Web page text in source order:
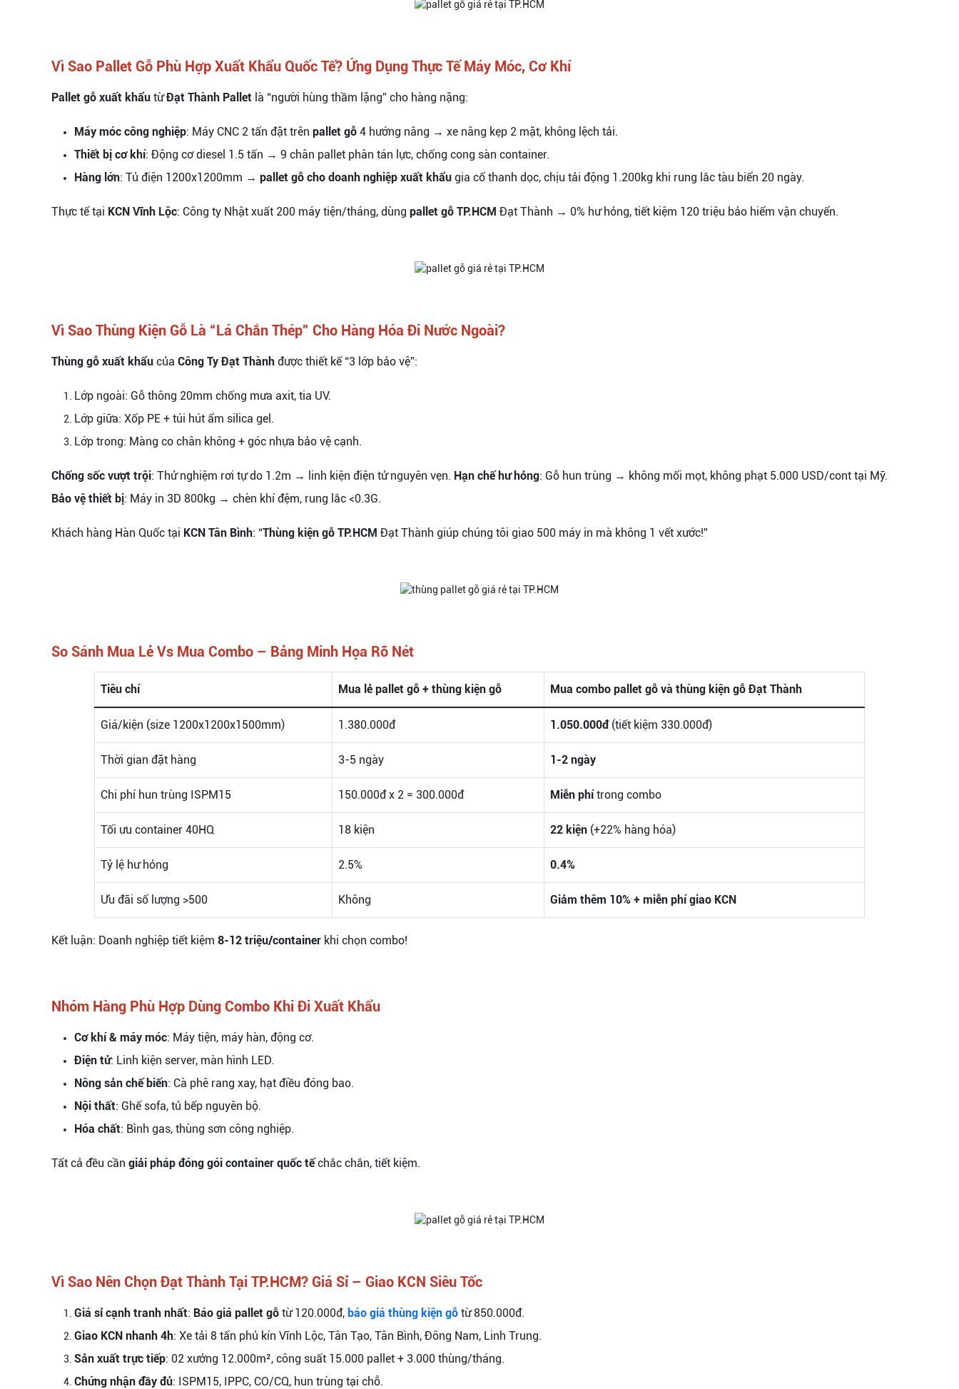
Vì Sao Pallet Gỗ Phù Hợp Xuất Khẩu Quốc Tế? Ứng Dụng Thực Tế Máy Móc, Cơ Khí
Pallet gỗ xuất khẩu từĐạt Thành Pallet là “người hùng thầm lặng” cho hàng nặng:
Máy móc công nghiệp: Máy CNC 2 tấn đặt trên pallet gỗ 4 hướng nâng → xe nâng kẹp 2 mặt, không lệch tải.
Thiết bị cơ khí: Động cơ diesel 1.5 tấn → 9 chân pallet phân tán lực, chống cong sàn container.
Hàng lớn: Tủ điện 1200x1200mm → pallet gỗ cho doanh nghiệp xuất khẩu gia cố thanh dọc, chịu tải động 1.200kg khi rung lắc tàu biển 20 ngày.
Thực tế tại KCN Vĩnh Lộc: Công ty Nhật xuất 200 máy tiện/tháng, dùng pallet gỗ TP.HCM Đạt Thành → 0% hư hỏng, tiết kiệm 120 triệu bảo hiểm vận chuyển.
Vì Sao Thùng Kiện Gỗ Là “Lá Chắn Thép” Cho Hàng Hóa Đi Nước Ngoài?
Thùng gỗ xuất khẩu của Công Ty Đạt Thành được thiết kế “3 lớp bảo vệ”:
Lớp ngoài: Gỗ thông 20mm chống mưa axit, tia UV.
Lớp giữa: Xốp PE + túi hút ẩm silica gel.
Lớp trong: Màng co chân không + góc nhựa bảo vệ cạnh.
Chống sốc vượt trội: Thử nghiệm rơi tự do 1.2m → linh kiện điện tử nguyên vẹn. Hạn chế hư hỏng: Gỗ hun trùng → không mối mọt, không phạt 5.000 USD/cont tại Mỹ.
Bảo vệ thiết bị: Máy in 3D 800kg → chèn khí đệm, rung lắc <0.3G.
Khách hàng Hàn Quốc tại KCN Tân Bình: “Thùng kiện gỗ TP.HCM Đạt Thành giúp chúng tôi giao 500 máy in mà không 1 vết xước!”
So Sánh Mua Lẻ Vs Mua Combo – Bảng Minh Họa Rõ Nét
Tiêu chí Mua lẻ pallet gỗ + thùng kiện gỗ Mua combo pallet gỗ và thùng kiện gỗ Đạt Thành
Giá/kiện (size 1200x1200x1500mm) 1.380.000đ 1.050.000đ(tiết kiệm 330.000đ)
Thời gian đặt hàng 3-5 ngày 1-2 ngày
Chi phí hun trùng ISPM15 150.000đ x 2 = 300.000đ Miễn phítrong combo
Tối ưu container 40HQ 18 kiện 22 kiện (+22% hàng hóa)
Tỷ lệ hư hỏng 2.5% 0.4%
Ưu đãi số lượng >500 Không Giảm thêm 10% + miễn phí giao KCN
Kết luận: Doanh nghiệp tiết kiệm 8-12 triệu/container khi chọn combo!
Nhóm Hàng Phù Hợp Dùng Combo Khi Đi Xuất Khẩu
Cơ khí & máy móc: Máy tiện, máy hàn, động cơ.
Điện tử: Linh kiện server, màn hình LED.
Nông sản chế biến: Cà phê rang xay, hạt điều đóng bao.
Nội thất: Ghế sofa, tủ bếp nguyên bộ.
Hóa chất: Bình gas, thùng sơn công nghiệp.
Tất cả đều cần giải pháp đóng gói container quốc tếchắc chắn, tiết kiệm.
Vì Sao Nên Chọn Đạt Thành Tại TP.HCM? Giá Sỉ – Giao KCN Siêu Tốc
Giá sỉ cạnh tranh nhất: Báo giá pallet gỗ từ 120.000đ, báo giá thùng kiện gỗ từ 850.000đ.
Giao KCN nhanh 4h: Xe tải 8 tấn phủ kín Vĩnh Lộc, Tân Tạo, Tân Bình, Đông Nam, Linh Trung.
Sản xuất trực tiếp: 02 xưởng 12.000m², công suất 15.000 pallet + 3.000 thùng/tháng.
Chứng nhận đầy đủ: ISPM15, IPPC, CO/CQ, hun trùng tại chỗ.